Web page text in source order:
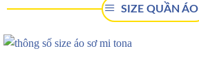
SIZE QUẦN ÁO